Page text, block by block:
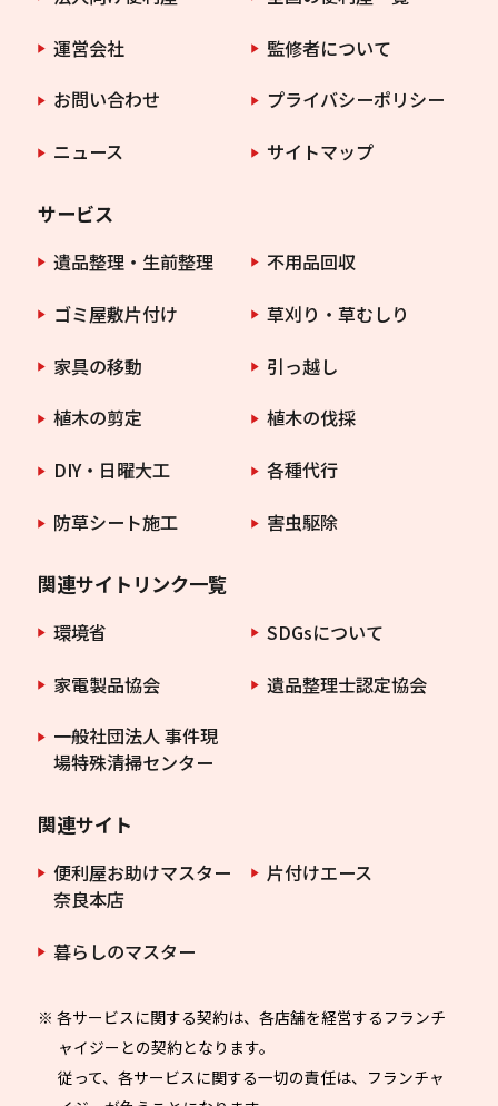
運営会社
監修者について
お問い合わせ
プライバシーポリシー
ニュース
サイトマップ
サービス
遺品整理・生前整理
不用品回収
ゴミ屋敷片付け
草刈り・草むしり
家具の移動
引っ越し
植木の剪定
植木の伐採
DIY・日曜大工
各種代行
防草シート施工
害虫駆除
関連サイトリンク一覧
環境省
SDGsについて
家電製品協会
遺品整理士認定協会
一般社団法人 事件現
場特殊清掃センター
関連サイト
便利屋お助けマスター
奈良本店
片付けエース
暮らしのマスター
※ 各サービスに関する契約は、各店舗を経営するフランチ
ャイジーとの契約となります。
従って、各サービスに関する一切の責任は、フランチャ